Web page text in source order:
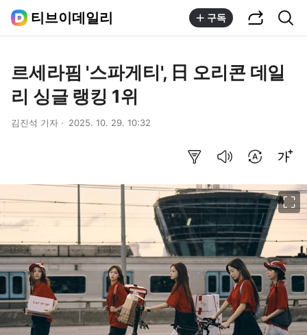
티브이데일리 구독
르세라핌 '스파게티', 日 오리콘 데일
리 싱글 랭킹 1위
김진석 기자 2025. 10. 29. 10:32